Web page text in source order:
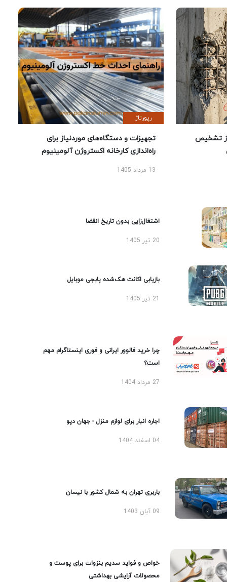
تشخیص
رپورتاژ
تجهیزات و دستگاه‌های موردنیاز برای
راه‌اندازی کارخانه اکستروژن آلومینیوم
13 مرداد 1405
اشتغال‌زایی بدون تاریخ انقضا
20 تیر 1405
بازیابی اکانت هک‌شده پابجی موبایل
چرا خرید فالوور ایرانی و فوری اینستاگرام مهم
است؟
27 مرداد 1404
اجاره انبار برای لوازم منزل - جهان دپو
04 اسفند 1404
باربری تهران به شمال کشور با نیسان
09 آبان 1403
خواص و فواید سدیم بنزوات برای پوست و
محصولات آرایشی بهداشتی